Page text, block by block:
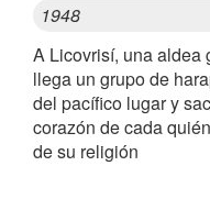
1948
A Licovrisí, una aldea
llega un grupo de
del pacífico lugar y
corazón de cada
de su religión